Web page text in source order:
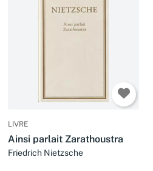
LIVRE
Ainsi parlait Zarathoustra
Friedrich Nietzsche